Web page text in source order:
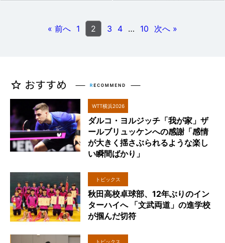
« 前へ 1 2 3 4 … 10 次へ »
WTT横浜2026
ダルコ・ヨルジッチ「我が家」ザ
ールブリュッケンへの感謝「感情
が大きく揺さぶられるような楽し
い瞬間ばかり」
トピックス
秋田高校卓球部、12年ぶりのイン
ターハイへ 「文武両道」の進学校
が掴んだ切符
トピックス